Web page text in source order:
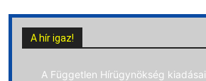
A hír igaz!
A Független Hírügynökség kiadásai